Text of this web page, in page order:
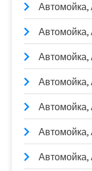
Автомойка,
Автомойка,
Автомойка,
Автомойка,
Автомойка,
Автомойка,
Автомойка,